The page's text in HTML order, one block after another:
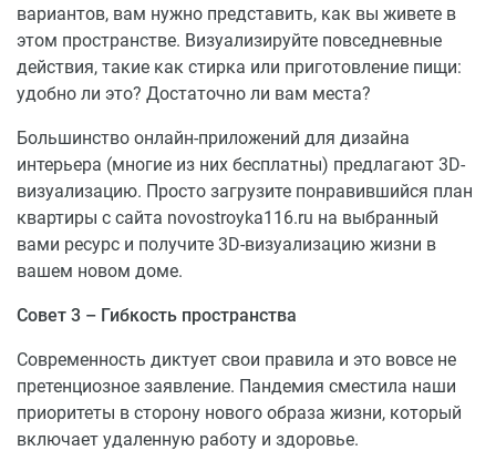
вариантов, вам нужно представить, как вы живете в
этом пространстве. Визуализируйте повседневные
действия, такие как стирка или приготовление пищи:
удобно ли это? Достаточно ли вам места?
Большинство онлайн-приложений для дизайна
интерьера (многие из них бесплатны) предлагают 3D-
визуализацию. Просто загрузите понравившийся план
квартиры с сайта novostroyka116.ru на выбранный
вами ресурс и получите 3D-визуализацию жизни в
вашем новом доме.
Совет 3 – Гибкость пространства
Современность диктует свои правила и это вовсе не
претенциозное заявление. Пандемия сместила наши
приоритеты в сторону нового образа жизни, который
включает удаленную работу и здоровье.